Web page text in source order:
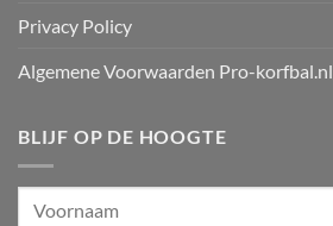
Privacy Policy
Algemene Voorwaarden Pro-korfbal.nl
BLIJF OP DE HOOGTE